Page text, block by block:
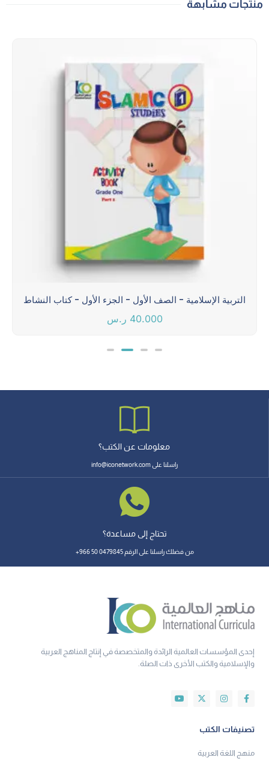
منتجات مشابهة
التربية الإسلامية - الصف الأول - الجزء الأول - كتاب النشاط
40.000 ر.س
معلومات عن الكتب؟
راسلنا على info@iconetwork.com
تحتاج إلى مساعدة؟
من فضلك راسلنا على الرقم 0479845 50 966+
إحدى المؤسسات العالمية الرائدة والمتخصصة في إنتاج المناهج العربية
والإسلامية والكتب الأخرى ذات الصلة.
تصنيفات الكتب
منهج اللغة العربية